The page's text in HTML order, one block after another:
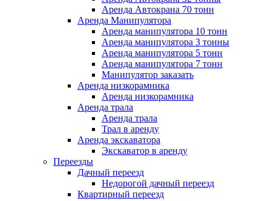
Аренда Автокрана 70 тонн
Аренда Манипулятора
Аренда манипулятора 10 тонн
Аренда манипулятора 3 тонны
Аренда манипулятора 5 тонн
Аренда манипулятора 7 тонн
Манипулятор заказать
Аренда низкорамника
Аренда низкорамника
Аренда трала
Аренда трала
Трал в аренду
Аренда экскаватора
Экскаватор в аренду
Переезды
Дачный переезд
Недорогой дачный переезд
Квартирный переезд